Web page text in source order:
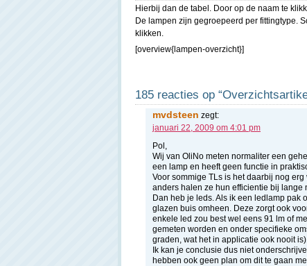
Hierbij dan de tabel. Door op de naam te
De lampen zijn gegroepeerd per fittingtype.
klikken.
[overview{lampen-overzicht}]
185 reacties op
mvdsteen zegt:
januari 22, 2009 om 4:01 pm
Pol,
Wij van OliNo meten normaliter een
een lamp en heeft geen functie in
Voor sommige TLs is het daarbij nog
anders halen ze hun efficientie bij lange
Dan heb je leds. Als ik een ledlamp pak
glazen buis omheen. Deze zorgt ook
enkele led zou best wel eens 91 lm of
gemeten worden en onder specifieke
graden, wat het in applicatie ook nooit is).
Ik kan je conclusie dus niet
hebben ook geen plan om dit te gaan